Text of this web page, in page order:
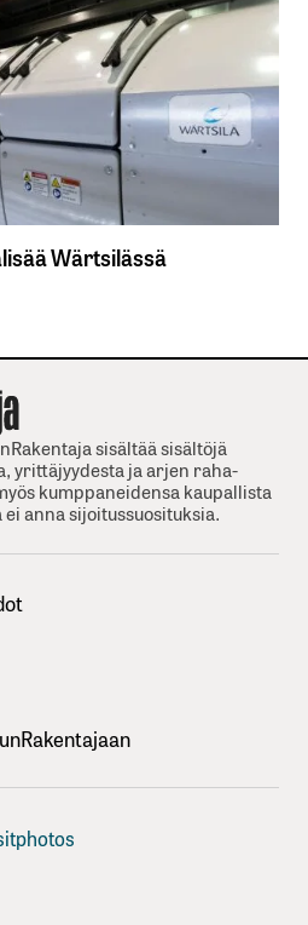
Wärtsilässä
sisältää sisältöjä
yrittäjyydesta ja arjen raha-
kumppaneidensa kaupallista
anna sijoitussuosituksia.